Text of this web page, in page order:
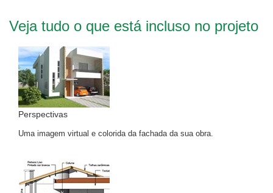
Veja tudo o que está incluso no projeto
Perspectivas
Uma imagem virtual e colorida da fachada da sua obra.